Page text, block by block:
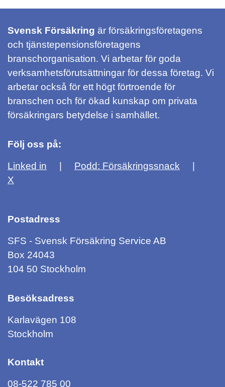
Svensk Försäkring är försäkringsföretagens
och tjänstepensionsföretagens
branschorganisation. Vi arbetar för goda
verksamhetsförutsättningar för dessa företag. Vi
arbetar också för ett högt förtroende för
branschen och för ökad kunskap om privata
försäkringars betydelse i samhället.
Följ oss på:
Linked in
Podd: Försäkringssnack
X
Postadress
SFS - Svensk Försäkring Service AB
Box 24043
104 50 Stockholm
Besöksadress
Karlavägen 108
Stockholm
Kontakt
08-522 785 00